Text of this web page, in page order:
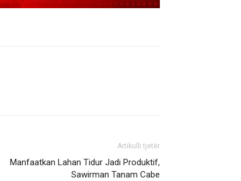
Artikulli tjetër
Manfaatkan Lahan Tidur Jadi Produktif,
Sawirman Tanam Cabe